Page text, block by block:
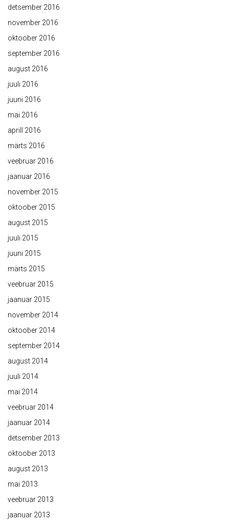
detsember 2016
november 2016
oktoober 2016
september 2016
august 2016
juuli 2016
juuni 2016
mai 2016
aprill 2016
märts 2016
veebruar 2016
jaanuar 2016
november 2015
oktoober 2015
august 2015
juuli 2015
juuni 2015
märts 2015
veebruar 2015
jaanuar 2015
november 2014
oktoober 2014
september 2014
august 2014
juuli 2014
mai 2014
veebruar 2014
jaanuar 2014
detsember 2013
oktoober 2013
august 2013
mai 2013
veebruar 2013
jaanuar 2013